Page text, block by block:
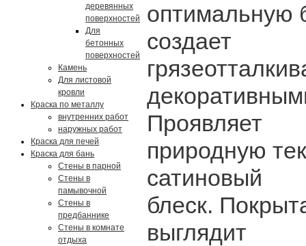
деревянных
поверхностей
Для
бетонных
поверхностей
Камень
Для листовой
кровли
Краска по металлу
внутренних работ
наружных работ
Краска для печей
Краска для бань
Стены в парной
Стены в
памывочной
Стены в
предбаннике
Стены в комнате
отдыха
оптимальную
создает
Проявляет
природную
сатиновый
блеск.
выглядит